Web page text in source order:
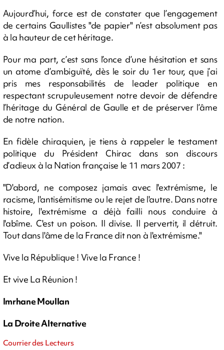
Aujourd’hui, force est de constater que l’engagement
de certains Gaullistes "de papier" n’est absolument pas
à la hauteur de cet héritage.
Pour ma part, c’est sans l’once d’une hésitation et sans
un atome d’ambiguïté, dès le soir du 1er tour, que j’ai
pris mes responsabilités de leader politique en
respectant scrupuleusement notre devoir de défendre
l’héritage du Général de Gaulle et de préserver l’âme
de notre nation.
En fidèle chiraquien, je tiens à rappeler le testament
politique du Président Chirac dans son discours
d’adieux à la Nation française le 11 mars 2007 :
"D'abord, ne composez jamais avec l'extrémisme, le
racisme, l'antisémitisme ou le rejet de l'autre. Dans notre
histoire, l'extrémisme a déjà failli nous conduire à
l'abîme. C'est un poison. Il divise. Il pervertit, il détruit.
Tout dans l'âme de la France dit non à l'extrémisme."
Vive la République ! Vive la France !
Et vive La Réunion !
Imrhane Moullan
La Droite Alternative
Courrier des Lecteurs